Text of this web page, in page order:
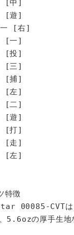
[中]
[遊]
一 [右]
[一]
[投]
[三]
[捕]
[左]
[二]
[遊]
[打]
[走]
[左]
特徴
00085-CVTは、
5.6ozの厚手生地